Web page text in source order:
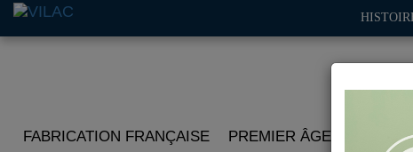
FABRICATION FRANÇAISE PREMIER ÂGE